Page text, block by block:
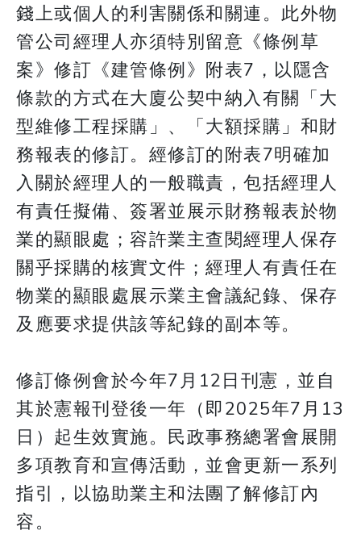
錢上或個人的利害關係和關連。此外物
管公司經理人亦須特別留意《條例草
案》修訂《建管條例》附表7，以隱含
條款的方式在大廈公契中納入有關「大
型維修工程採購」、「大額採購」和財
務報表的修訂。經修訂的附表7明確加
入關於經理人的一般職責，包括經理人
有責任擬備、簽署並展示財務報表於物
業的顯眼處；容許業主查閱經理人保存
關乎採購的核實文件；經理人有責任在
物業的顯眼處展示業主會議紀錄、保存
及應要求提供該等紀錄的副本等。
修訂條例會於今年7月12日刊憲，並自
其於憲報刊登後一年（即2025年7月13
日）起生效實施。民政事務總署會展開
多項教育和宣傳活動，並會更新一系列
指引，以協助業主和法團了解修訂內
容。